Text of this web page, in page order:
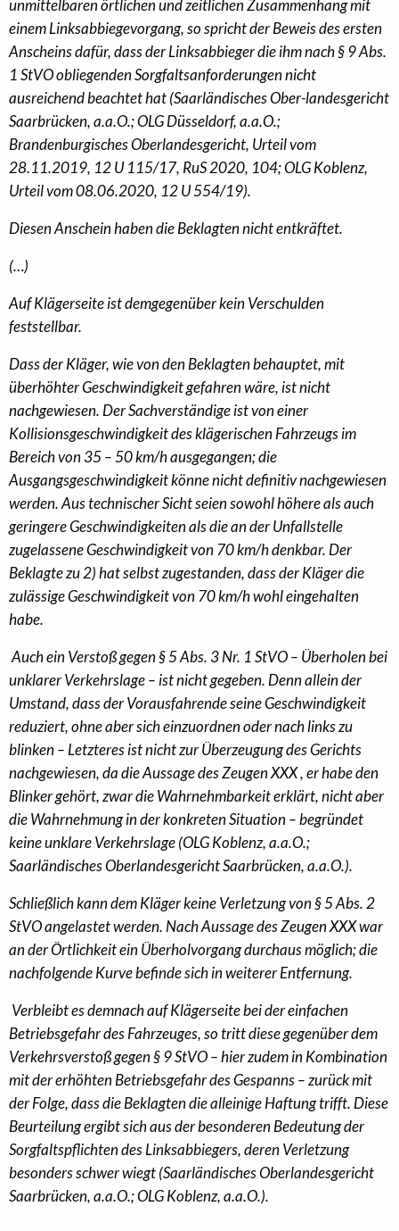
unmittelbaren örtlichen und zeitlichen Zusammenhang mit
einem Linksabbiegevorgang, so spricht der Beweis des ersten
Anscheins dafür, dass der Linksabbieger die ihm nach § 9 Abs.
1 StVO obliegenden Sorgfaltsanforderungen nicht
ausreichend beachtet hat (Saarländisches Ober-landesgericht
Saarbrücken, a.a.O.; OLG Düsseldorf, a.a.O.;
Brandenburgisches Oberlandesgericht, Urteil vom
28.11.2019, 12 U 115/17, RuS 2020, 104; OLG Koblenz,
Urteil vom 08.06.2020, 12 U 554/19).
Diesen Anschein haben die Beklagten nicht entkräftet.
(…)
Auf Klägerseite ist demgegenüber kein Verschulden
feststellbar.
Dass der Kläger, wie von den Beklagten behauptet, mit
überhöhter Geschwindigkeit gefahren wäre, ist nicht
nachgewiesen. Der Sachverständige ist von einer
Kollisionsgeschwindigkeit des klägerischen Fahrzeugs im
Bereich von 35 – 50 km/h ausgegangen; die
Ausgangsgeschwindigkeit könne nicht definitiv nachgewiesen
werden. Aus technischer Sicht seien sowohl höhere als auch
geringere Geschwindigkeiten als die an der Unfallstelle
zugelassene Geschwindigkeit von 70 km/h denkbar. Der
Beklagte zu 2) hat selbst zugestanden, dass der Kläger die
zulässige Geschwindigkeit von 70 km/h wohl eingehalten
habe.
Auch ein Verstoß gegen § 5 Abs. 3 Nr. 1 StVO – Überholen bei
unklarer Verkehrslage – ist nicht gegeben. Denn allein der
Umstand, dass der Vorausfahrende seine Geschwindigkeit
reduziert, ohne aber sich einzuordnen oder nach links zu
blinken – Letzteres ist nicht zur Überzeugung des Gerichts
nachgewiesen, da die Aussage des Zeugen XXX , er habe den
Blinker gehört, zwar die Wahrnehmbarkeit erklärt, nicht aber
die Wahrnehmung in der konkreten Situation – begründet
keine unklare Verkehrslage (OLG Koblenz, a.a.O.;
Saarländisches Oberlandesgericht Saarbrücken, a.a.O.).
Schließlich kann dem Kläger keine Verletzung von § 5 Abs. 2
StVO angelastet werden. Nach Aussage des Zeugen XXX war
an der Örtlichkeit ein Überholvorgang durchaus möglich; die
nachfolgende Kurve befinde sich in weiterer Entfernung.
Verbleibt es demnach auf Klägerseite bei der einfachen
Betriebsgefahr des Fahrzeuges, so tritt diese gegenüber dem
Verkehrsverstoß gegen § 9 StVO – hier zudem in Kombination
mit der erhöhten Betriebsgefahr des Gespanns – zurück mit
der Folge, dass die Beklagten die alleinige Haftung trifft. Diese
Beurteilung ergibt sich aus der besonderen Bedeutung der
Sorgfaltspflichten des Linksabbiegers, deren Verletzung
besonders schwer wiegt (Saarländisches Oberlandesgericht
Saarbrücken, a.a.O.; OLG Koblenz, a.a.O.).